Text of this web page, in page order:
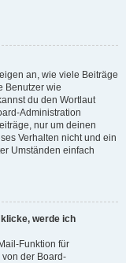
an, wie viele Beiträge
Benutzer wie
du den Wortlaut
Administration
nur um deinen
Verhalten nicht und ein
Umständen einfach
werde ich
Funktion für
der Board-